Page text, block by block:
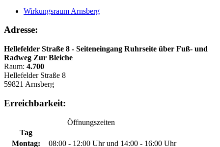
Wirkungsraum Arnsberg
Adresse:
Hellefelder Straße 8 - Seiteneingang Ruhrseite über Fuß- und
Radweg Zur Bleiche
Raum: 4.700
Hellefelder Straße 8
59821 Arnsberg
Erreichbarkeit:
Öffnungszeiten
Tag
Montag:
08:00 - 12:00 Uhr und 14:00 - 16:00 Uhr